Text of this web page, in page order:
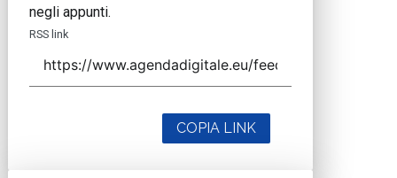
negli appunti.
RSS link
COPIA LINK